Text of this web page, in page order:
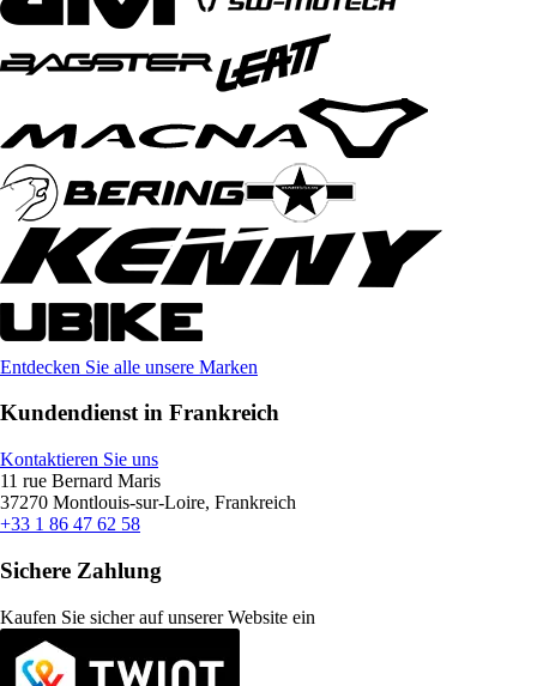
Entdecken Sie alle unsere Marken
Kundendienst in Frankreich
Kontaktieren Sie uns
11 rue Bernard Maris
37270 Montlouis-sur-Loire, Frankreich
+33 1 86 47 62 58
Sichere Zahlung
Kaufen Sie sicher auf unserer Website ein